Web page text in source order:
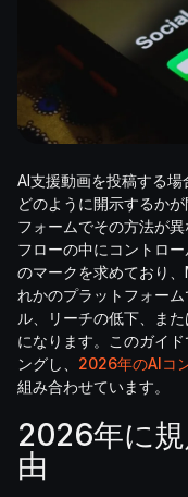
AI支援動画を投稿する場
どのように開示するか
フォームでその方法が
フローの中にコントロ
のマークを求めており
れかのプラットフォー
ル、リーチの低下、ま
になります。このガイ
ングし、 2026年のAIコ
組み合わせています。
2026年に
由